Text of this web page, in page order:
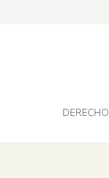
DERECHO